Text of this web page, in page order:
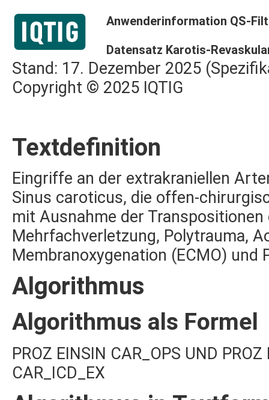
Anwenderinformation QS-
Datensatz Karotis-
Stand: 17. Dezember 2025
Copyright © 2025 IQTIG
Textdefinition
Eingriffe an der extrakraniellen
Sinus caroticus, die offen-
mit Ausnahme der
Mehrfachverletzung, Polytrauma,
Membranoxygenation (ECMO) und
Algorithmus
Algorithmus als Formel
PROZ EINSIN CAR_OPS UND
CAR_ICD_EX